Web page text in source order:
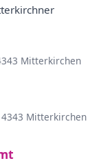
Mitterkirchen
Mitterkirchen